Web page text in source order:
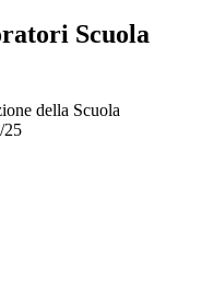
Scuola
della Scuola
25